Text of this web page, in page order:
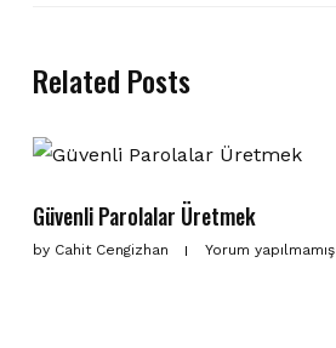
Related Posts
Güvenli Parolalar Üretmek
byCahit Cengizhan Yorum yapılmamış